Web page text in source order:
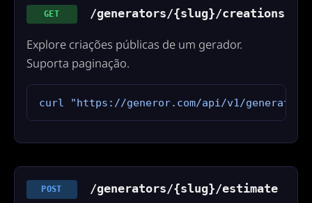
GET /generators/{slug}/creations
Explore criações públicas de um gerador.
Suporta paginação.
curl "https://generor.com/api/v1/generators/
POST /generators/{slug}/estimate